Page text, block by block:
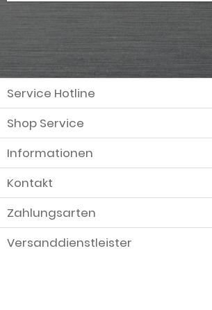
Service Hotline
Shop Service
Informationen
Kontakt
Zahlungsarten
Versanddienstleister